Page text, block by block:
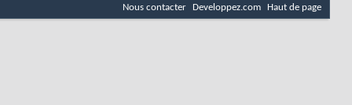
Nous contacter Developpez.com Haut de page